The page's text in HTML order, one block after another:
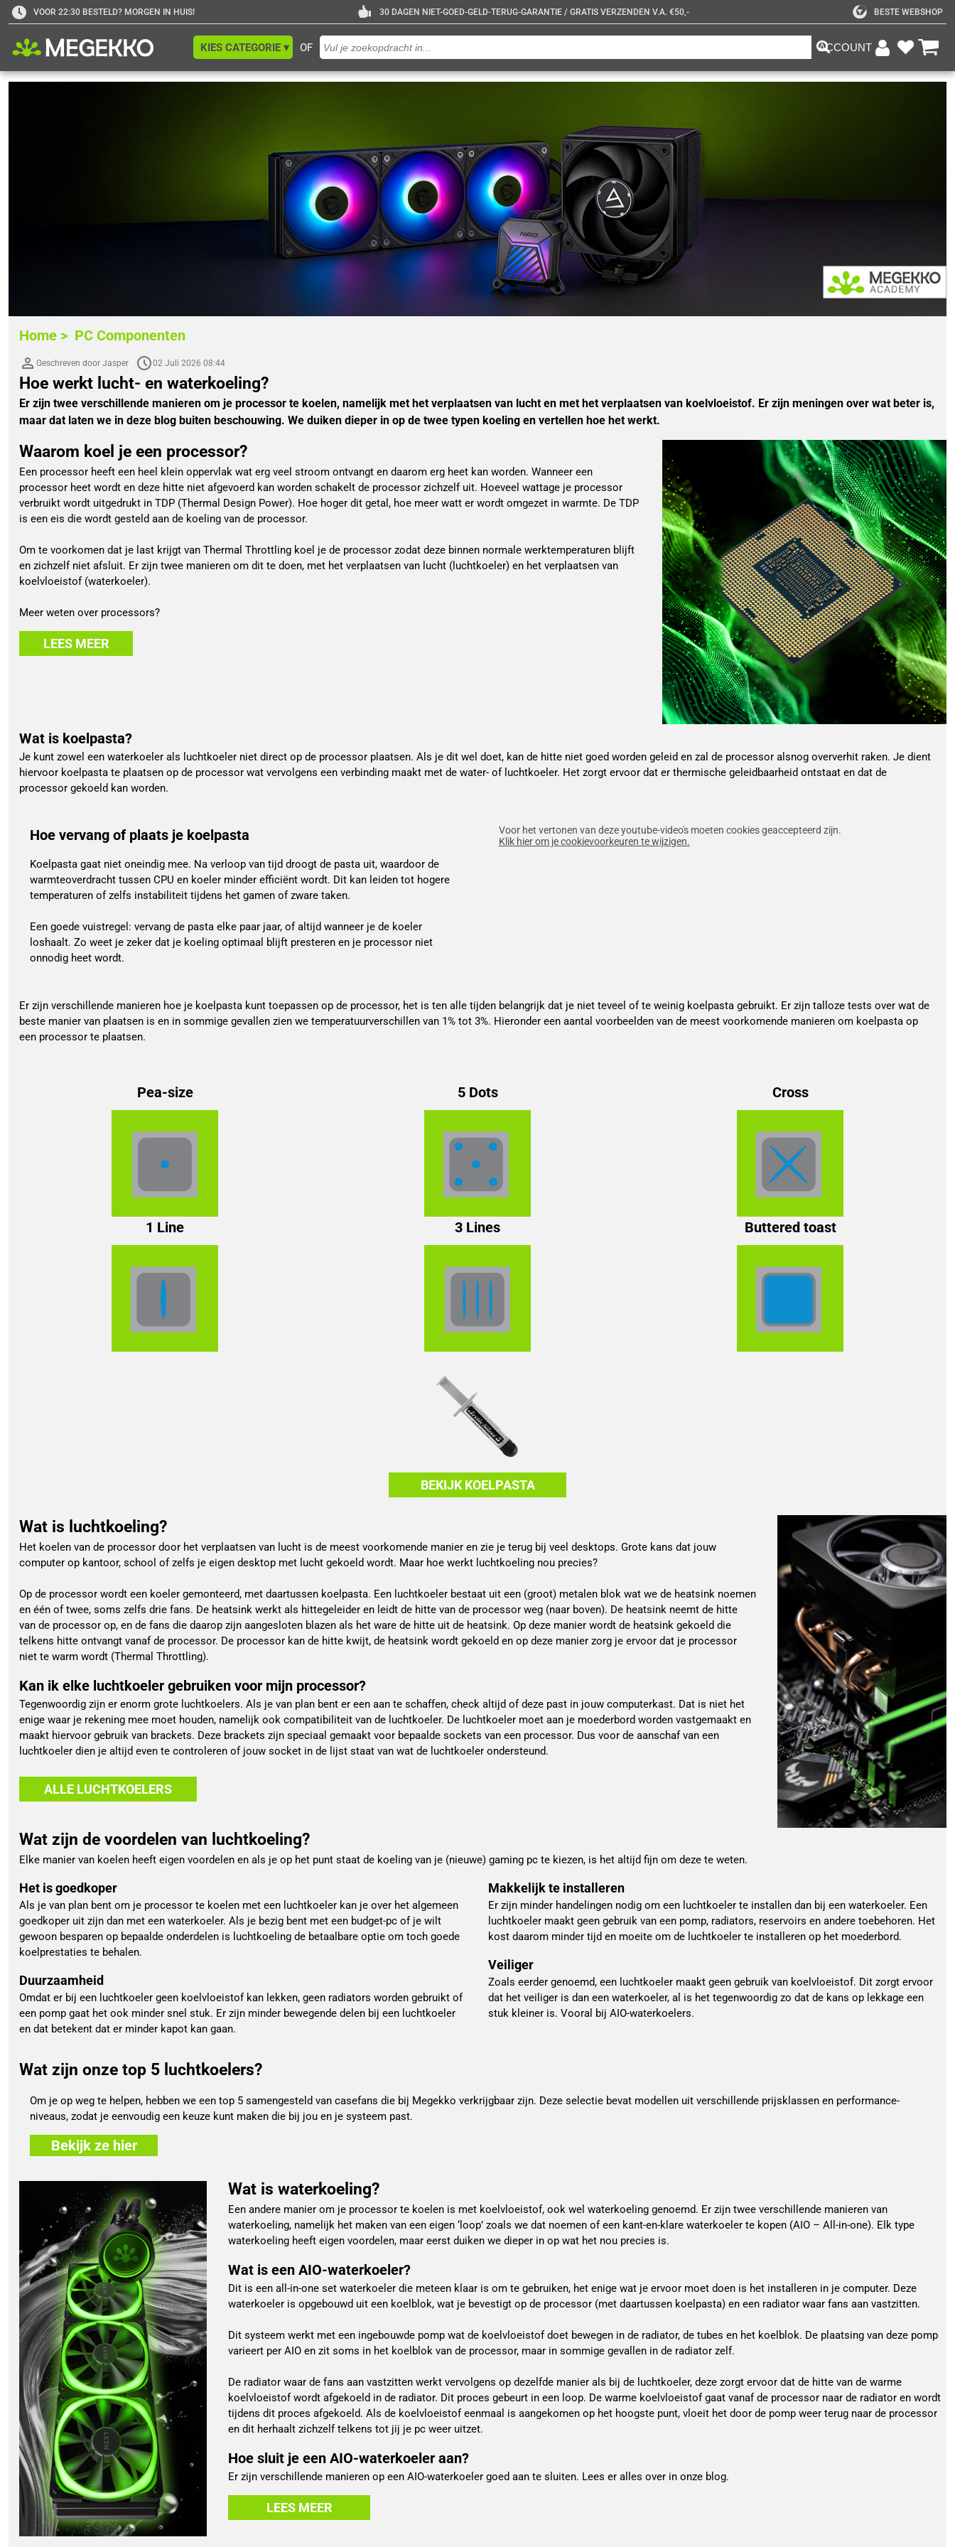
VOOR 22:30 BESTELD? MORGEN IN HUIS! 30 DAGEN NIET-GOED-GELD-TERUG-GARANTIE / GRATIS VERZENDEN V.A. €50,- BESTE WEBSHOP
OF
KIES CATEGORIE ▾ ACCOUNT
Home > PC Componenten
Geschreven door Jasper 02 Juli 2026 08:44
Hoe werkt lucht- en waterkoeling?
Er zijn twee verschillende manieren om je processor te koelen, namelijk met het verplaatsen van lucht en met het verplaatsen van koelvloeistof. Er zijn meningen over wat beter is,
maar dat laten we in deze blog buiten beschouwing. We duiken dieper in op de twee typen koeling en vertellen hoe het werkt.
Waarom koel je een processor?
Een processor heeft een heel klein oppervlak wat erg veel stroom ontvangt en daarom erg heet kan worden. Wanneer een
processor heet wordt en deze hitte niet afgevoerd kan worden schakelt de processor zichzelf uit. Hoeveel wattage je processor
verbruikt wordt uitgedrukt in TDP (Thermal Design Power). Hoe hoger dit getal, hoe meer watt er wordt omgezet in warmte. De TDP
is een eis die wordt gesteld aan de koeling van de processor.
Om te voorkomen dat je last krijgt van Thermal Throttling koel je de processor zodat deze binnen normale werktemperaturen blijft
en zichzelf niet afsluit. Er zijn twee manieren om dit te doen, met het verplaatsen van lucht (luchtkoeler) en het verplaatsen van
koelvloeistof (waterkoeler).
Meer weten over processors?
LEES MEER
Wat is koelpasta?
Je kunt zowel een waterkoeler als luchtkoeler niet direct op de processor plaatsen. Als je dit wel doet, kan de hitte niet goed worden geleid en zal de processor alsnog oververhit raken. Je dient
hiervoor koelpasta te plaatsen op de processor wat vervolgens een verbinding maakt met de water- of luchtkoeler. Het zorgt ervoor dat er thermische geleidbaarheid ontstaat en dat de
processor gekoeld kan worden.
Hoe vervang of plaats je koelpasta
Koelpasta gaat niet oneindig mee. Na verloop van tijd droogt de pasta uit, waardoor de
warmteoverdracht tussen CPU en koeler minder efficiënt wordt. Dit kan leiden tot hogere
temperaturen of zelfs instabiliteit tijdens het gamen of zware taken.
Een goede vuistregel: vervang de pasta elke paar jaar, of altijd wanneer je de koeler
loshaalt. Zo weet je zeker dat je koeling optimaal blijft presteren en je processor niet
onnodig heet wordt.
Voor het vertonen van deze youtube-video's moeten cookies geaccepteerd zijn.
Klik hier om je cookievoorkeuren te wijzigen.
Er zijn verschillende manieren hoe je koelpasta kunt toepassen op de processor, het is ten alle tijden belangrijk dat je niet teveel of te weinig koelpasta gebruikt. Er zijn talloze tests over wat de
beste manier van plaatsen is en in sommige gevallen zien we temperatuurverschillen van 1% tot 3%. Hieronder een aantal voorbeelden van de meest voorkomende manieren om koelpasta op
een processor te plaatsen.
Pea-size
1 Line
5 Dots
3 Lines
Cross
Buttered toast
BEKIJK KOELPASTA
Wat is luchtkoeling?
Het koelen van de processor door het verplaatsen van lucht is de meest voorkomende manier en zie je terug bij veel desktops. Grote kans dat jouw
computer op kantoor, school of zelfs je eigen desktop met lucht gekoeld wordt. Maar hoe werkt luchtkoeling nou precies?
Op de processor wordt een koeler gemonteerd, met daartussen koelpasta. Een luchtkoeler bestaat uit een (groot) metalen blok wat we de heatsink noemen
en één of twee, soms zelfs drie fans. De heatsink werkt als hittegeleider en leidt de hitte van de processor weg (naar boven). De heatsink neemt de hitte
van de processor op, en de fans die daarop zijn aangesloten blazen als het ware de hitte uit de heatsink. Op deze manier wordt de heatsink gekoeld die
telkens hitte ontvangt vanaf de processor. De processor kan de hitte kwijt, de heatsink wordt gekoeld en op deze manier zorg je ervoor dat je processor
niet te warm wordt (Thermal Throttling).
Kan ik elke luchtkoeler gebruiken voor mijn processor?
Tegenwoordig zijn er enorm grote luchtkoelers. Als je van plan bent er een aan te schaffen, check altijd of deze past in jouw computerkast. Dat is niet het
enige waar je rekening mee moet houden, namelijk ook compatibiliteit van de luchtkoeler. De luchtkoeler moet aan je moederbord worden vastgemaakt en
maakt hiervoor gebruik van brackets. Deze brackets zijn speciaal gemaakt voor bepaalde sockets van een processor. Dus voor de aanschaf van een
luchtkoeler dien je altijd even te controleren of jouw socket in de lijst staat van wat de luchtkoeler ondersteund.
ALLE LUCHTKOELERS
Wat zijn de voordelen van luchtkoeling?
Elke manier van koelen heeft eigen voordelen en als je op het punt staat de koeling van je (nieuwe) gaming pc te kiezen, is het altijd fijn om deze te weten.
Het is goedkoper
Als je van plan bent om je processor te koelen met een luchtkoeler kan je over het algemeen
goedkoper uit zijn dan met een waterkoeler. Als je bezig bent met een budget-pc of je wilt
gewoon besparen op bepaalde onderdelen is luchtkoeling de betaalbare optie om toch goede
koelprestaties te behalen.
Duurzaamheid
Omdat er bij een luchtkoeler geen koelvloeistof kan lekken, geen radiators worden gebruikt of
een pomp gaat het ook minder snel stuk. Er zijn minder bewegende delen bij een luchtkoeler
en dat betekent dat er minder kapot kan gaan.
Makkelijk te installeren
Er zijn minder handelingen nodig om een luchtkoeler te installen dan bij een waterkoeler. Een
luchtkoeler maakt geen gebruik van een pomp, radiators, reservoirs en andere toebehoren. Het
kost daarom minder tijd en moeite om de luchtkoeler te installeren op het moederbord.
Veiliger
Zoals eerder genoemd, een luchtkoeler maakt geen gebruik van koelvloeistof. Dit zorgt ervoor
dat het veiliger is dan een waterkoeler, al is het tegenwoordig zo dat de kans op lekkage een
stuk kleiner is. Vooral bij AIO-waterkoelers.
Wat zijn onze top 5 luchtkoelers?
Om je op weg te helpen, hebben we een top 5 samengesteld van casefans die bij Megekko verkrijgbaar zijn. Deze selectie bevat modellen uit verschillende prijsklassen en performance-
niveaus, zodat je eenvoudig een keuze kunt maken die bij jou en je systeem past.
Bekijk ze hier
Wat is waterkoeling?
Een andere manier om je processor te koelen is met koelvloeistof, ook wel waterkoeling genoemd. Er zijn twee verschillende manieren van
waterkoeling, namelijk het maken van een eigen ‘loop’ zoals we dat noemen of een kant-en-klare waterkoeler te kopen (AIO – All-in-one). Elk type
waterkoeling heeft eigen voordelen, maar eerst duiken we dieper in op wat het nou precies is.
Wat is een AIO-waterkoeler?
Dit is een all-in-one set waterkoeler die meteen klaar is om te gebruiken, het enige wat je ervoor moet doen is het installeren in je computer. Deze
waterkoeler is opgebouwd uit een koelblok, wat je bevestigt op de processor (met daartussen koelpasta) en een radiator waar fans aan vastzitten.
Dit systeem werkt met een ingebouwde pomp wat de koelvloeistof doet bewegen in de radiator, de tubes en het koelblok. De plaatsing van deze pomp
varieert per AIO en zit soms in het koelblok van de processor, maar in sommige gevallen in de radiator zelf.
De radiator waar de fans aan vastzitten werkt vervolgens op dezelfde manier als bij de luchtkoeler, deze zorgt ervoor dat de hitte van de warme
koelvloeistof wordt afgekoeld in de radiator. Dit proces gebeurt in een loop. De warme koelvloeistof gaat vanaf de processor naar de radiator en wordt
tijdens dit proces afgekoeld. Als de koelvloeistof eenmaal is aangekomen op het hoogste punt, vloeit het door de pomp weer terug naar de processor
en dit herhaalt zichzelf telkens tot jij je pc weer uitzet.
Hoe sluit je een AIO-waterkoeler aan?
Er zijn verschillende manieren op een AIO-waterkoeler goed aan te sluiten. Lees er alles over in onze blog.
LEES MEER